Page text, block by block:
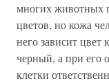
многих животных
цветов, но кожа
него зависит
черный, а при его
клетки